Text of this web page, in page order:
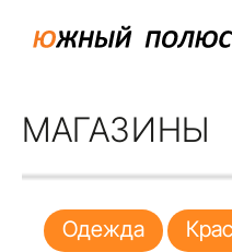
МАГАЗИНЫ
Одежда